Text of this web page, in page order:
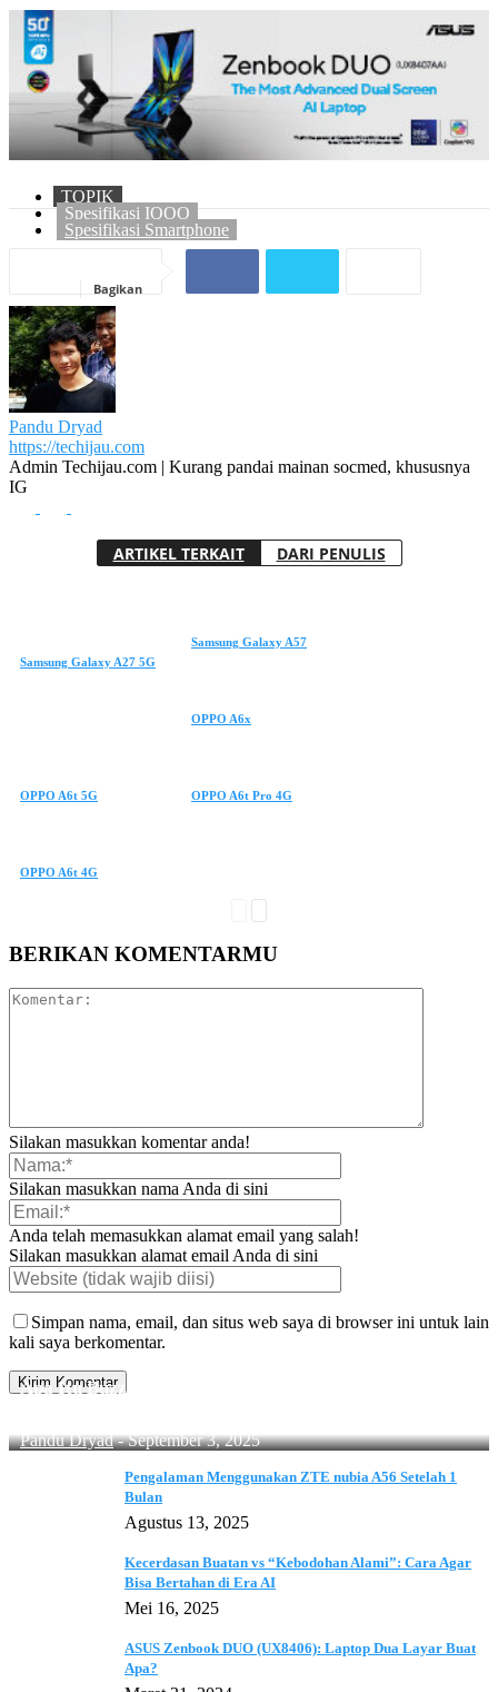
TOPIK
Spesifikasi IQOO
Spesifikasi Smartphone
Bagikan
Pandu Dryad
https://techijau.com
Admin Techijau.com | Kurang pandai mainan socmed, khususnya
IG
ARTIKEL TERKAIT DARI PENULIS
Samsung Galaxy A27 5G
Samsung Galaxy A57
OPPO A6x
OPPO A6t 5G OPPO A6t Pro 4G
OPPO A6t 4G
BERIKAN KOMENTARMU
Silakan masukkan komentar anda!
Silakan masukkan nama Anda di sini
Anda telah memasukkan alamat email yang salah!
Silakan masukkan alamat email Anda di sini
Simpan nama, email, dan situs web saya di browser ini untuk lain
kali saya berkomentar.
Apa Itu Buzzer? Ini Cara Mengenalinya Agar Tidak
Pandu Dryad - September 3, 2025
Pengalaman Menggunakan ZTE nubia A56 Setelah 1
Bulan
Agustus 13, 2025
Kecerdasan Buatan vs “Kebodohan Alami”: Cara Agar
Bisa Bertahan di Era AI
Mei 16, 2025
ASUS Zenbook DUO (UX8406): Laptop Dua Layar Buat
Apa?